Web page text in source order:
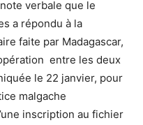
note verbale que le
a répondu à la
faite par Madagascar,
entre les deux
le 22 janvier, pour
malgache
inscription au fichier